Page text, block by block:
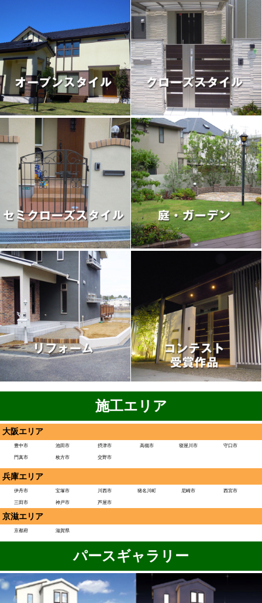
施工エリア
大阪エリア
豊中市 池田市 摂津市 高槻市 寝屋川市 守口市
門真市 枚方市 交野市
兵庫エリア
伊丹市 宝塚市 川西市 猪名川町 尼崎市 西宮市
三田市 神戸市 芦屋市
京滋エリア
京都府 滋賀県
パースギャラリー